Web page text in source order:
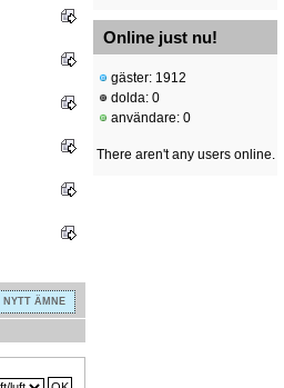
NYTT ÄMNE
Online just nu!
gäster: 1912
dolda: 0
användare: 0
There aren't any users online.